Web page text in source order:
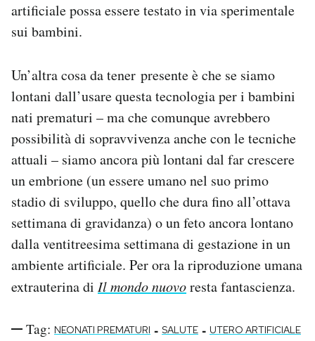
artificiale possa essere testato in via sperimentale
sui bambini.
Un’altra cosa da tener presente è che se siamo
lontani dall’usare questa tecnologia per i bambini
nati prematuri – ma che comunque avrebbero
possibilità di sopravvivenza anche con le tecniche
attuali – siamo ancora più lontani dal far crescere
un embrione (un essere umano nel suo primo
stadio di sviluppo, quello che dura fino all’ottava
settimana di gravidanza) o un feto ancora lontano
dalla ventitreesima settimana di gestazione in un
ambiente artificiale. Per ora la riproduzione umana
extrauterina di Il mondo nuovoresta fantascienza.
Tag: NEONATI PREMATURI - SALUTE - UTERO ARTIFICIALE